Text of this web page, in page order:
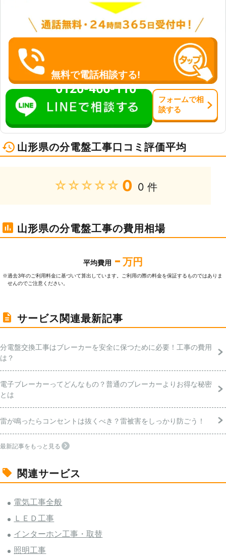
無料で電話相談する!
0120-466-110
フォームで相
談する
山形県の分電盤工事口コミ評価平均
★★★★★ 0 0 件
山形県の分電盤工事の費用相場
平均費用 - 万円
※過去3年のご利⽤料⾦に基づいて算出しています。ご利⽤の際の料⾦を保証するものではありま
せんのでご注意ください。
サービス関連最新記事
分電盤交換工事はブレーカーを安全に保つために必要！工事の費用
は？
電子ブレーカーってどんなもの？普通のブレーカーよりお得な秘密
とは
雷が鳴ったらコンセントは抜くべき？雷被害をしっかり防ごう！
最新記事をもっと見る
関連サービス
電気工事全般
ＬＥＤ工事
インターホン工事・取替
照明工事